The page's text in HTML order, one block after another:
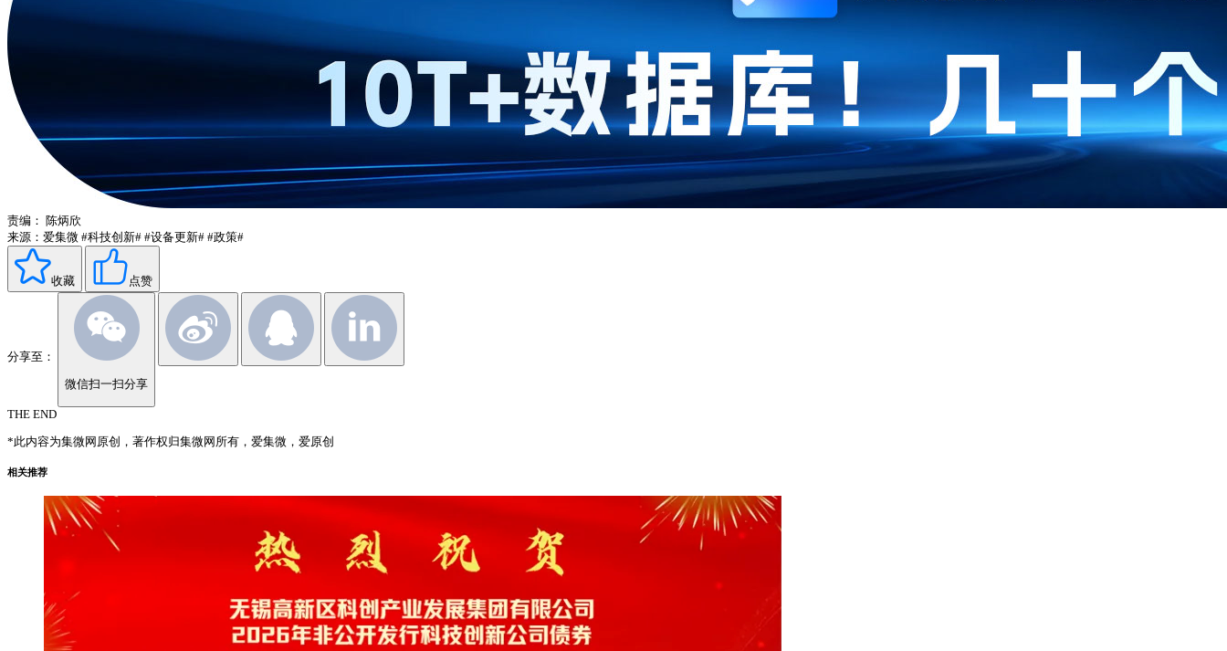
责编： 陈炳欣
来源：爱集微 #科技创新# #设备更新# #政策#
收藏 点赞
分享至：
微信扫一扫分享
THE END
*此内容为集微网原创，著作权归集微网所有，爱集微，爱原创
相关推荐